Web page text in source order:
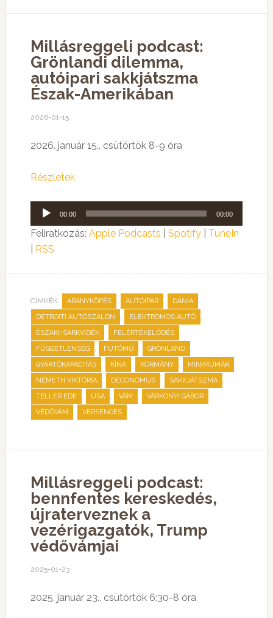
Millásreggeli podcast:
Grönlandi dilemma,
autóipari sakkjátszma
Észak-Amerikában
2026-01-15
2026. január 15., csütörtök 8-9 óra
Részletek
Audió
lejátszó
00:00 00:00
Feliratkozás: Apple Podcasts Spotify| TuneIn
RSS
CÍMKÉK: ARANYKÖPÉS , AUTÓIPAR , DÁNIA ,
DETROITI AUTÓSZALON , ELEKTROMOS AUTÓ ,
ÉSZAKI-SARKVIDÉK , FELÉRTÉKELŐDÉS ,
FÜGGETLENSÉG , FUTÓMŰ , GRÖNLAND ,
GYÁRTÓKAPACITÁS , KÍNA , KORMÁNY , MINIMUMÁR ,
NÉMETH VIKTÓRIA , OECONOMUS , SAKKJÁTSZMA ,
TELLER EDE , USA , VÁM , VÁRKONYI GÁBOR ,
VÉDŐVÁM , VERSENGÉS
Millásreggeli podcast:
bennfentes kereskedés,
újraterveznek a
vezérigazgatók, Trump
védővámjai
2025-01-23
2025. január 23., csütörtök 6:30-8 óra